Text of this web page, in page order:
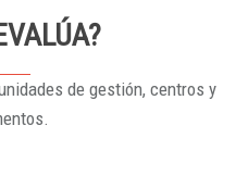
de gestión, centros y